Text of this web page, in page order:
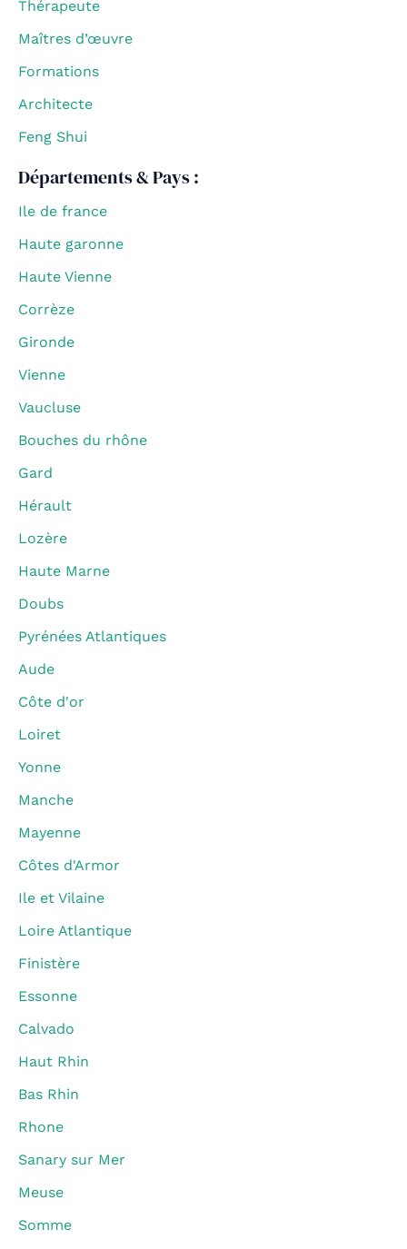
Thérapeute
Maîtres d’œuvre
Formations
Architecte
Feng Shui
Départements & Pays :
Ile de france
Haute garonne
Haute Vienne
Corrèze
Gironde
Vienne
Vaucluse
Bouches du rhône
Gard
Hérault
Lozère
Haute Marne
Doubs
Pyrénées Atlantiques
Aude
Côte d'or
Loiret
Yonne
Manche
Mayenne
Côtes d'Armor
Ile et Vilaine
Loire Atlantique
Finistère
Essonne
Calvado
Haut Rhin
Bas Rhin
Rhone
Sanary sur Mer
Meuse
Somme